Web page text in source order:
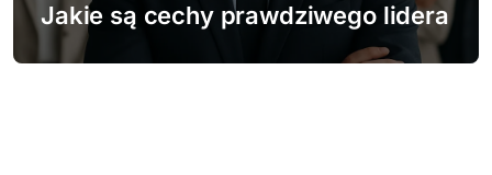
Jakie są cechy prawdziwego lidera